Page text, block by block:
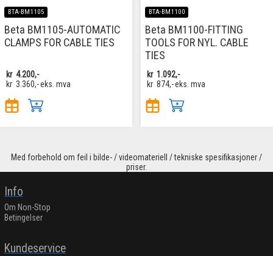
BTA-BM1105
Beta BM1105-AUTOMATIC
CLAMPS FOR CABLE TIES
kr 4.200,-
kr 3.360,-eks. mva
BTA-BM1100
Beta BM1100-FITTING
TOOLS FOR NYL. CABLE
TIES
kr 1.092,-
kr 874,-eks. mva
Med forbehold om feil i bilde- / videomateriell / tekniske spesifikasjoner /
priser.
Info
Om Non-Stop
Betingelser
Kundeservice